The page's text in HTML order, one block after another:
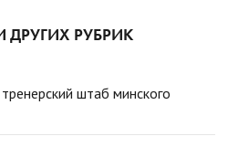
РУБРИК
штаб минского